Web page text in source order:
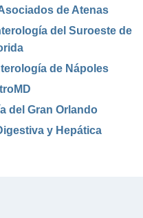
de Atenas
del Suroeste de
de Nápoles
del Gran Orlando
y Hepática